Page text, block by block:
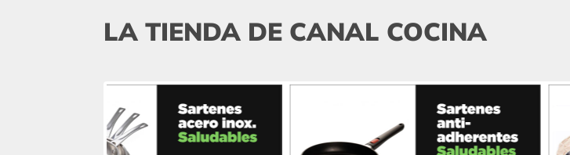
LA TIENDA DE CANAL COCINA